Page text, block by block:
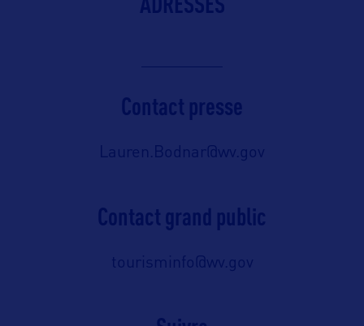
Contact presse
Lauren.Bodnar@wv.gov
Contact grand public
tourisminfo@wv.gov